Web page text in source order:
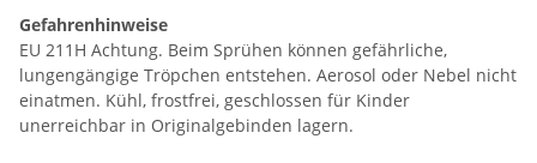
Gefahrenhinweise
EU 211H Achtung. Beim Sprühen können gefährliche,
lungengängige Tröpchen entstehen. Aerosol oder Nebel nicht
einatmen. Kühl, frostfrei, geschlossen für Kinder
unerreichbar in Originalgebinden lagern.